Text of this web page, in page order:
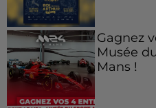
Gagnez
Musée
Mans !